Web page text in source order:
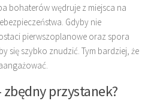
bohaterów wędruje z miejsca na
Gdyby nie
pierwszoplanowe oraz spora
się szybko znudzić. Tym bardziej, że
przystanek?